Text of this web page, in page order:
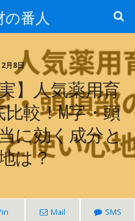
番人
月8日
】人気薬用育
較！M字・頭
に効く成分と
は？
Mail SMS